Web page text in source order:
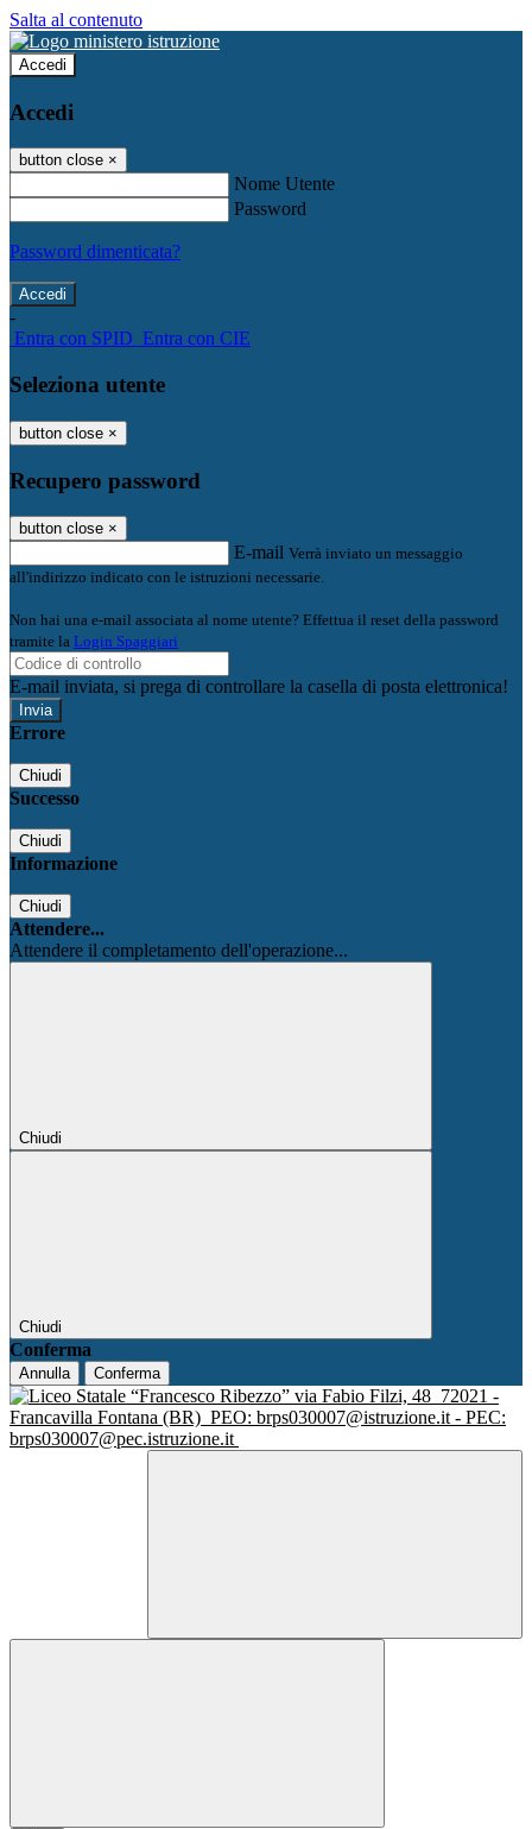
Salta al contenuto
Accedi
Accedi
button close ×
Nome Utente
Password
Password dimenticata?
-
Entra con SPID Entra con CIE
Seleziona utente
button close ×
Recupero password
button close ×
E-mail Verrà inviato un messaggio
all'indirizzo indicato con le istruzioni necessarie.
Non hai una e-mail associata al nome utente? Effettua il reset della password
tramite la Login Spaggiari
E-mail inviata, si prega di controllare la casella di posta elettronica!
Errore
Chiudi
Successo
Chiudi
Informazione
Chiudi
Attendere...
Attendere il completamento dell'operazione...
Chiudi
Chiudi
Conferma
Annulla Conferma
via Fabio Filzi, 48 72021 -
Francavilla Fontana (BR) PEO: brps030007@istruzione.it - PEC:
brps030007@pec.istruzione.it